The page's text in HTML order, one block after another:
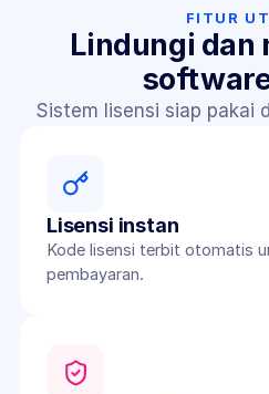
FITUR
Lindungi dan
Sistem lisensi siap pakai
Lisensi instan
Kode lisensi terbit otomatis
pembayaran.